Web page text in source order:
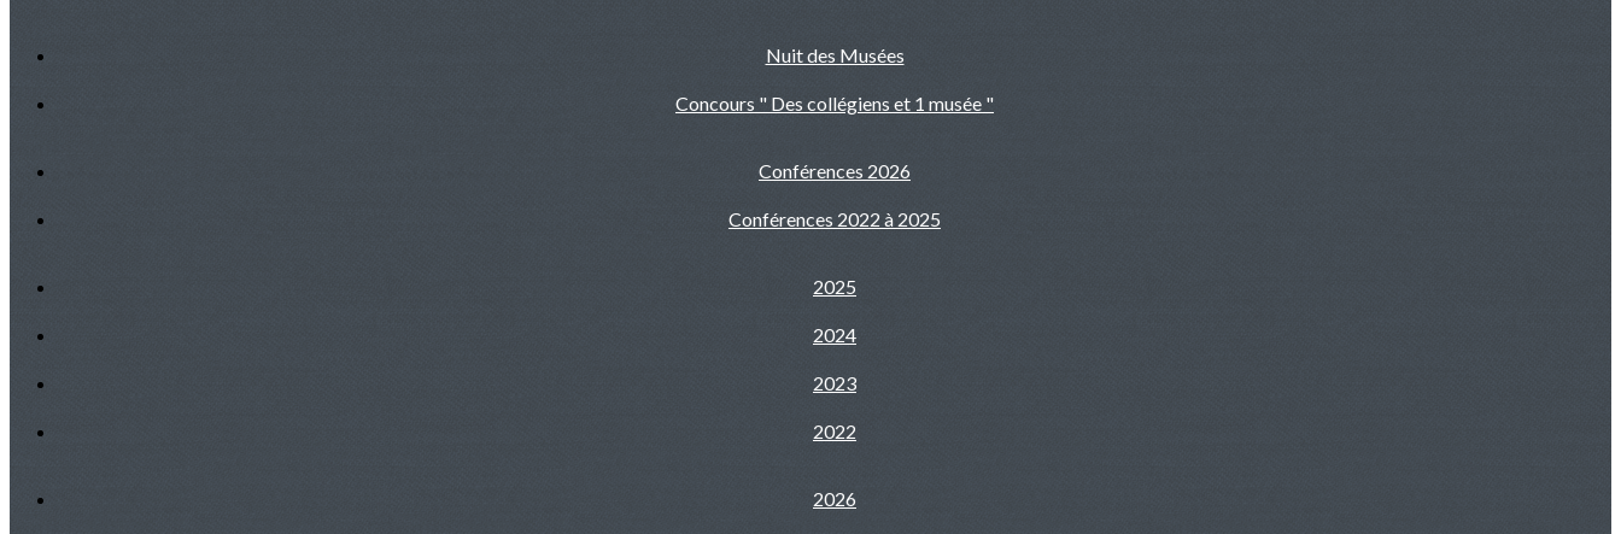
Nuit des Musées
Concours " Des collégiens et 1 musée "
Conférences 2026
Conférences 2022 à 2025
2025
2024
2023
2022
2026